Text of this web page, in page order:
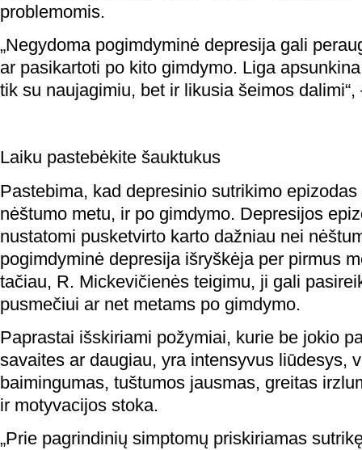
problemomis.
„Negydoma pogimdyminė depresija gali
ar pasikartoti po kito gimdymo. Liga
tik su naujagimiu, bet ir likusia šeimos
Laiku pastebėkite šauktukus
Pastebima, kad depresinio sutrikimo
nėštumo metu, ir po gimdymo. Depresijos
nustatomi pusketvirto karto dažniau nei
pogimdyminė depresija išryškėja per pirmus
tačiau, R. Mickevičienės teigimu, ji gali
pusmečiui ar net metams po gimdymo.
Paprastai išskiriami požymiai, kurie be jokio
savaites ar daugiau, yra intensyvus liūdesys,
baimingumas, tuštumos jausmas, greitas
ir motyvacijos stoka.
„Prie pagrindinių simptomų priskiriamas